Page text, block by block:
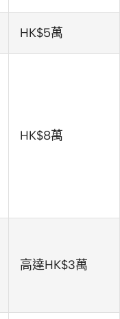
HK$5萬
HK$8萬
高達HK$3萬